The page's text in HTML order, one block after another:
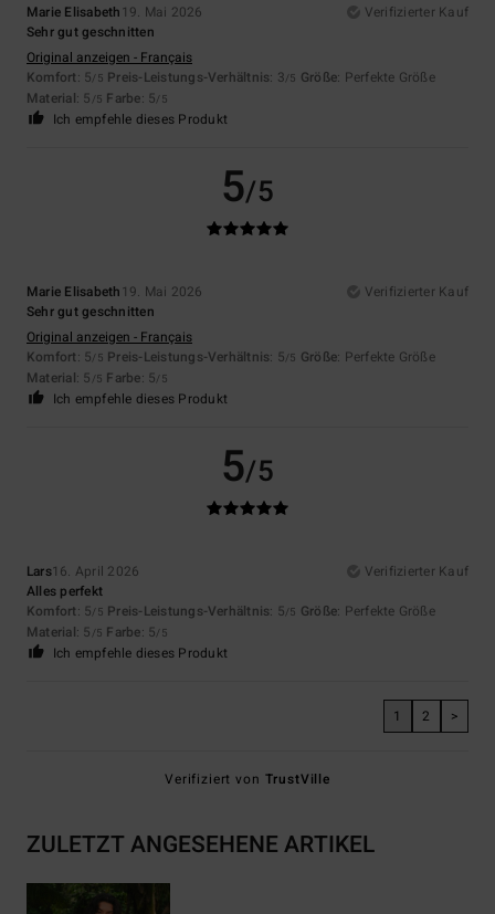
Marie Elisabeth 19. Mai 2026
Verifizierter Kauf
Sehr gut geschnitten
Original anzeigen - Français
Komfort: 5/5 Preis-Leistungs-Verhältnis: 3/5 Größe: Perfekte Größe
Material: 5 /5 Farbe: 5/5
Ich empfehle dieses Produkt
5/5
Marie Elisabeth 19. Mai 2026
Verifizierter Kauf
Sehr gut geschnitten
Original anzeigen - Français
Komfort: 5/5 Preis-Leistungs-Verhältnis: 5/5 Größe: Perfekte Größe
Material: 5 /5 Farbe: 5/5
Ich empfehle dieses Produkt
5/5
Lars16. April 2026
Verifizierter Kauf
Alles perfekt
Komfort: 5/5 Preis-Leistungs-Verhältnis: 5/5 Größe: Perfekte Größe
Material: 5 /5 Farbe: 5/5
Ich empfehle dieses Produkt
1 2 >
Verifiziert von TrustVille
ZULETZT ANGESEHENE ARTIKEL